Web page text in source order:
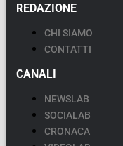
REDAZIONE
CHI SIAMO
CONTATTI
CANALI
NEWSLAB
SOCIALAB
CRONACA